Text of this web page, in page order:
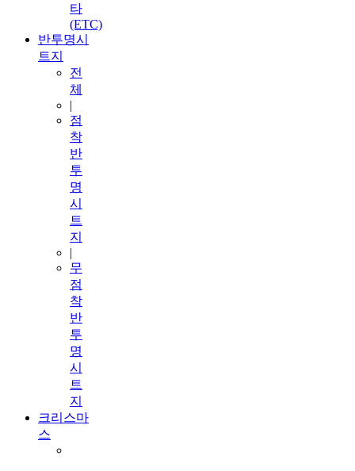
타
(ETC)
반투명시
트지
전
체
|
점
착
반
투
명
시
트
지
|
무
점
착
반
투
명
시
트
지
크리스마
스